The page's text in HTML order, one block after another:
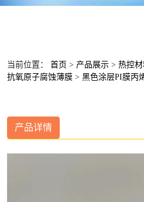
当前位置： 首页 > 产品展示 > 热控材
抗氧原子腐蚀薄膜 > 黑色涂层PI膜丙
产品详情